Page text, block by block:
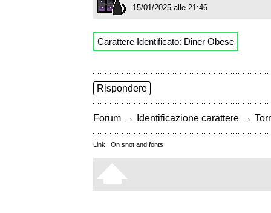
15/01/2025 alle 21:46
Carattere Identificato: Diner Obese
Rispondere
Forum → Identificazione carattere →
Link: On snot and fonts